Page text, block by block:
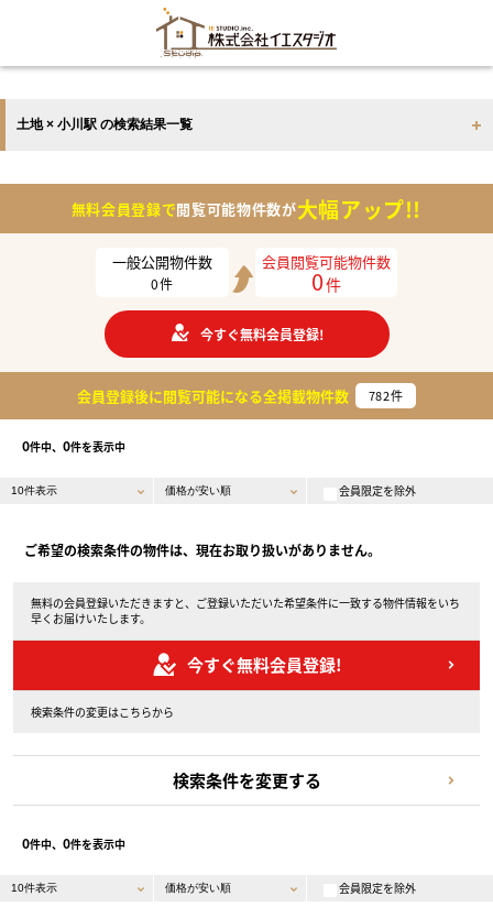
土地 × 小川駅 の検索結果一覧
無料会員登録で閲覧可能物件数が大幅アップ!!
一般公開物件数
0件
会員閲覧可能物件数
0件
今すぐ無料会員登録!
会員登録後に閲覧可能になる全掲載物件数 782件
0件中、 0件を表示中
会員限定を除外
ご希望の検索条件の物件は、現在お取り扱いがありません。
無料の会員登録いただきますと、ご登録いただいた希望条件に一致する物件情報をいち
早くお届けいたします。
今すぐ無料会員登録!
検索条件の変更はこちらから
検索条件を変更する
0件中、 0件を表示中
会員限定を除外